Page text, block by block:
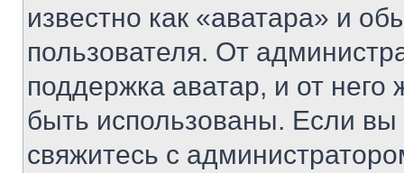
известно как «аватара» и
пользователя. От
поддержка аватар, и от него
быть использованы. Если
свяжитесь с